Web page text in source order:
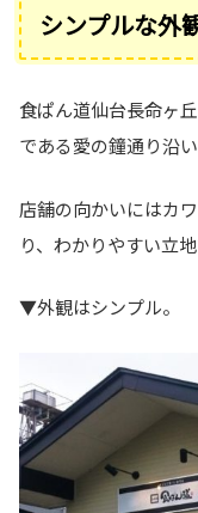
シンプルな外
食ぱん道仙台長命ヶ
である愛の鐘通り沿い
店舗の向かいにはカ
り、わかりやすい立地
▼外観はシンプル。